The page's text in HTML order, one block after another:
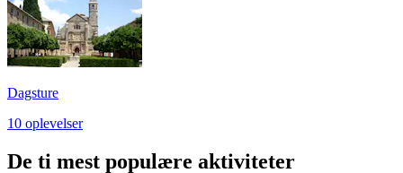
Dagsture
10 oplevelser
De ti mest populære aktiviteter